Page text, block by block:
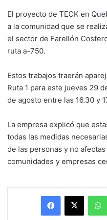
El proyecto de TECK en
a la comunidad que se
el sector de Farellón
ruta a-750.
Estos trabajos traerán
Ruta 1 para este jueves 29
de agosto entre las 16.30 y
La empresa explicó que
todas las medidas
de las personas y no
comunidades y empresas
Facebook
X